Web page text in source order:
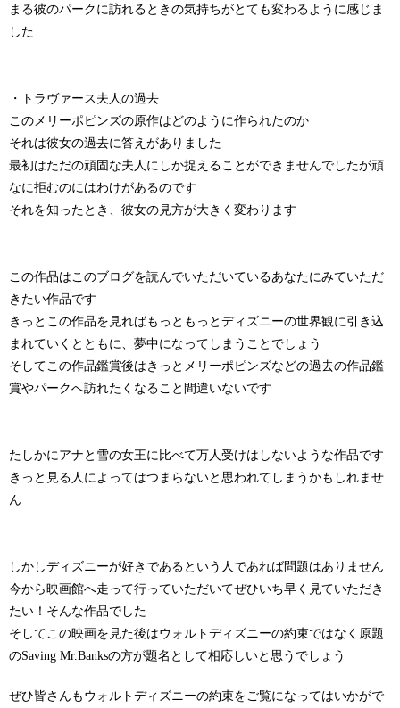
まる彼のパークに訪れるときの気持ちがとても変わるように感じま
した
・トラヴァース夫人の過去
このメリーポピンズの原作はどのように作られたのか
それは彼女の過去に答えがありました
最初はただの頑固な夫人にしか捉えることができませんでしたが頑
なに拒むのにはわけがあるのです
それを知ったとき、彼女の見方が大きく変わります
この作品はこのブログを読んでいただいているあなたにみていただ
きたい作品です
きっとこの作品を見ればもっともっとディズニーの世界観に引き込
まれていくとともに、夢中になってしまうことでしょう
そしてこの作品鑑賞後はきっとメリーポピンズなどの過去の作品鑑
賞やパークへ訪れたくなること間違いないです
たしかにアナと雪の女王に比べて万人受けはしないような作品です
きっと見る人によってはつまらないと思われてしまうかもしれませ
ん
しかしディズニーが好きであるという人であれば問題はありません
今から映画館へ走って行っていただいてぜひいち早く見ていただき
たい！そんな作品でした
そしてこの映画を見た後はウォルトディズニーの約束ではなく原題
のSaving Mr.Banksの方が題名として相応しいと思うでしょう
ぜひ皆さんもウォルトディズニーの約束をご覧になってはいかがで